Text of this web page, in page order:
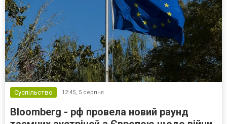
Суспільство 12:45, 5 серпня
Bloomberg - рф провела новий раунд